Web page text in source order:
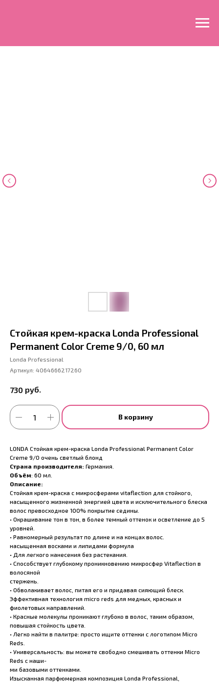
Стойкая крем-краска Londa Professional
Permanent Color Creme 9/0, 60 мл
Londa Professional
Артикул: 4064666217260
730 руб.
В корзину
LONDA Стойкая крем-краска Londa Professional Permanent Color
Creme 9/0 очень светлый блонд
Страна производителя: Германия.
Объём: 60 мл.
Описание:
Стойкая крем-краска с микросферами vitaflection для стойкого,
насыщенного жизненной энергией цвета и исключительного блеска
волос превосходное 100% покрытие седины.
• Окрашивание тон в тон, в более темный оттенок и осветление до 5
уровней.
• Равномерный результат по длине и на концах волос.
насыщенная восками и липидами формула
• Для легкого нанесения без растекания.
• Способствует глубокому проникновению микросфер Vitaflection в
волосяной
стержень.
• Обволакивает волос, питая его и придавая сияющий блеск.
Эффективная технология micro reds для медных, красных и
фиолетовых направлений.
• Красные молекулы проникают глубоко в волос, таким образом,
повышая стойкость цвета.
• Легко найти в палитре: просто ищите оттенки с логотипом Micro
Reds.
• Универсальность: вы можете свободно смешивать оттенки Micro
Reds с наши-
ми базовыми оттенками.
Изысканная парфюмерная композиция Londa Professional,